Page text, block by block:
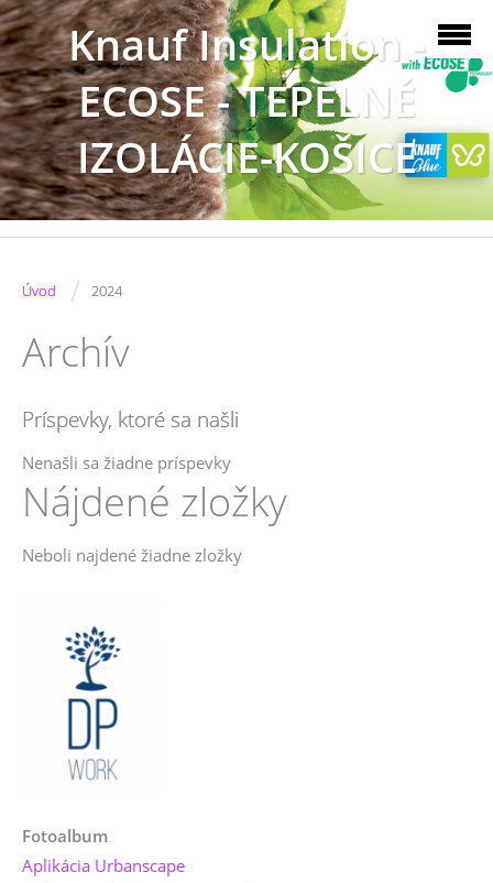
Knauf Insulation -
ECOSE - TEPELNÉ
IZOLÁCIE-KOŠICE
Úvod / 2024
Archív
Príspevky, ktoré sa našli
Nenašli sa žiadne príspevky
Nájdené zložky
Neboli najdené žiadne zložky
Fotoalbum
Aplikácia Urbanscape